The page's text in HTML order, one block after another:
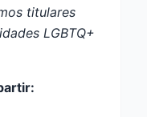
titulares
LGBTQ+